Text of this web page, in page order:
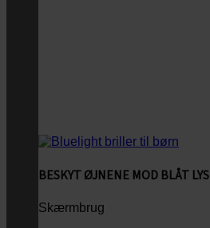
BESKYT ØJNENE MOD BLÅT LYS
Skærmbrug